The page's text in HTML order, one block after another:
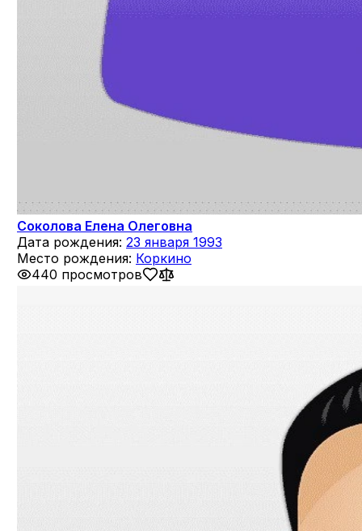
Соколова Елена Олеговна
Дата рождения: 23 января 1993
Место рождения: Коркино
440 просмотров